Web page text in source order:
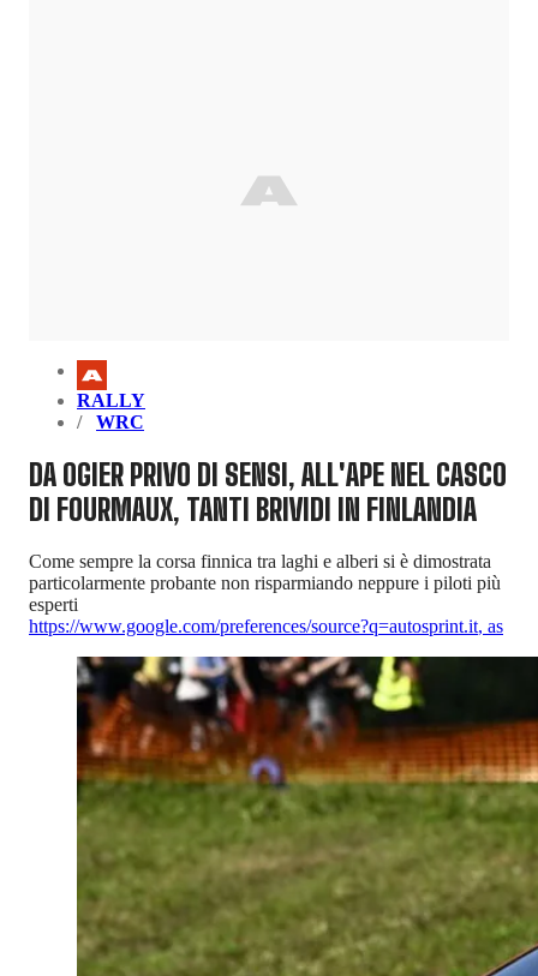
RALLY
WRC
DA OGIER PRIVO DI SENSI, ALL'APE NEL CASCO
DI FOURMAUX, TANTI BRIVIDI IN FINLANDIA
Come sempre la corsa finnica tra laghi e alberi si è dimostrata
particolarmente probante non risparmiando neppure i piloti più
esperti
https://www.google.com/preferences/source?q=autosprint.it, as